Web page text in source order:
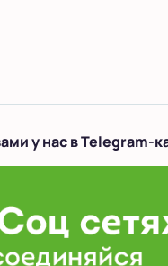
у нас в Telegram-